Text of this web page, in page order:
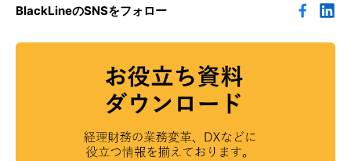
BlackLineのSNSをフォロー